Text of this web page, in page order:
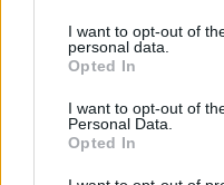
not limited to your visit or
grant or deny consent to
use your data for below
consent section.
I want to opt-out of
personal data.
Opted In
I want to opt-out of
Personal Data.
Opted In